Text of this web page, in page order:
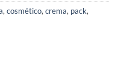
,cosmético,crema, pack,